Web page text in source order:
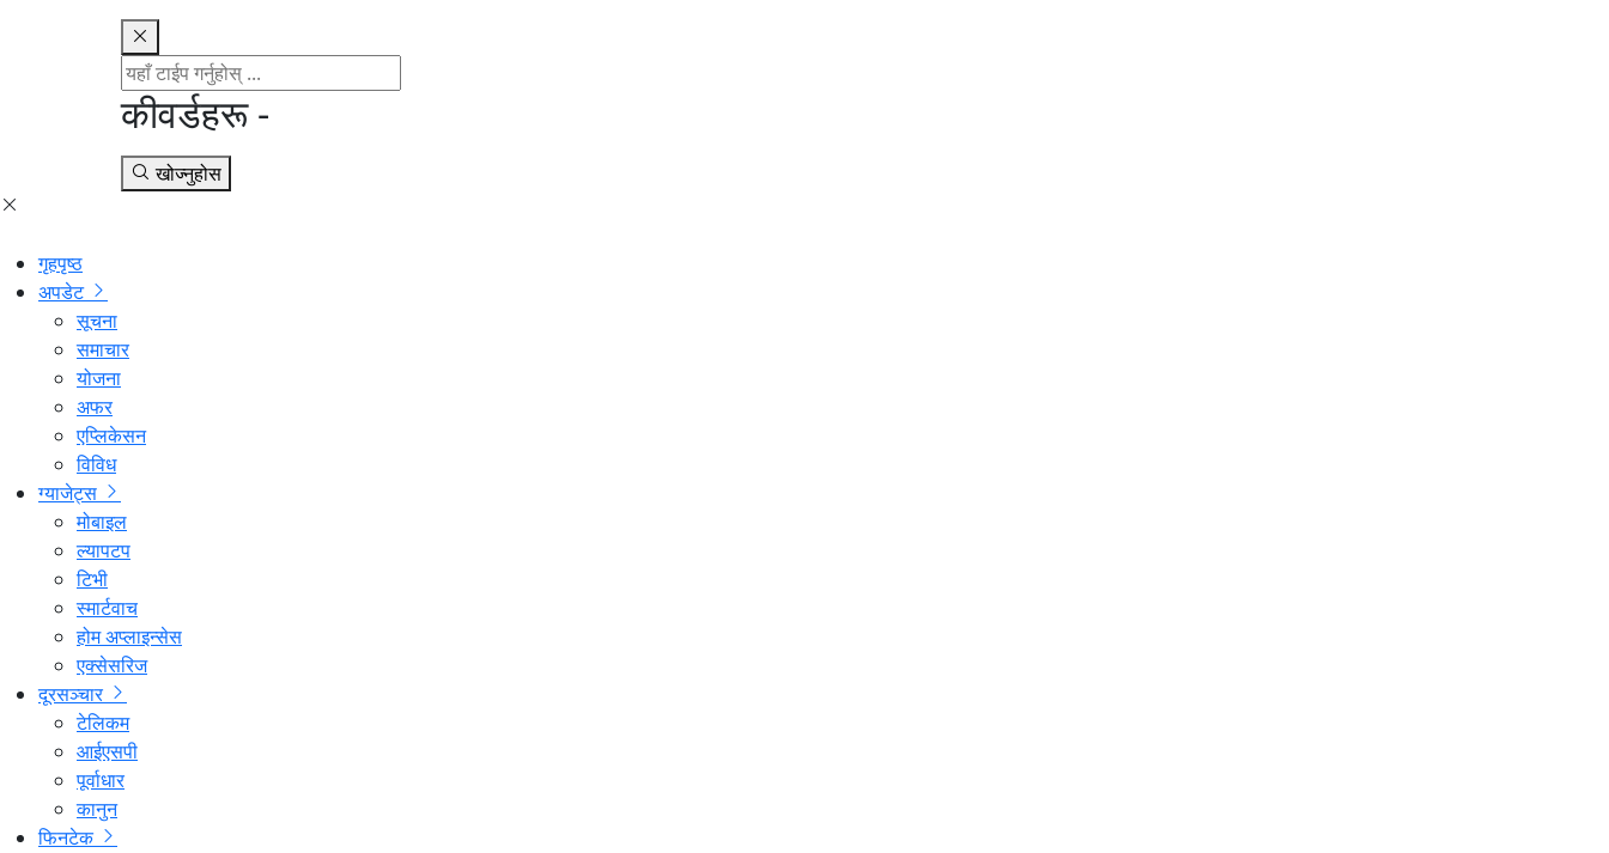
कीवर्डहरू -
खोज्नुहोस
गृहपृष्ठ
अपडेट
सूचना
समाचार
योजना
अफर
एप्लिकेसन
विविध
ग्याजेट्स
मोबाइल
ल्यापटप
टिभी
स्मार्टवाच
होम अप्लाइन्सेस
एक्सेसरिज
दूरसञ्चार
टेलिकम
आईएसपी
पूर्वाधार
कानुन
फिनटेक